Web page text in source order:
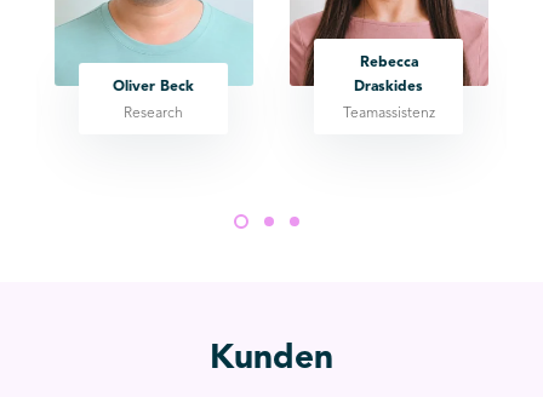
Oliver Beck
Research
Rebecca
Draskides
Teamassistenz
Kunden